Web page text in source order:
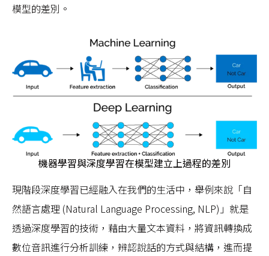
模型的差別。
機器學習與深度學習在模型建立上過程的差別
現階段深度學習已經融入在我們的生活中，舉例來說「自
然語言處理 (Natural Language Processing, NLP)」就是
透過深度學習的技術，藉由大量文本資料，將資訊轉換成
數位音訊進行分析訓練，辨認說話的方式與結構，進而提